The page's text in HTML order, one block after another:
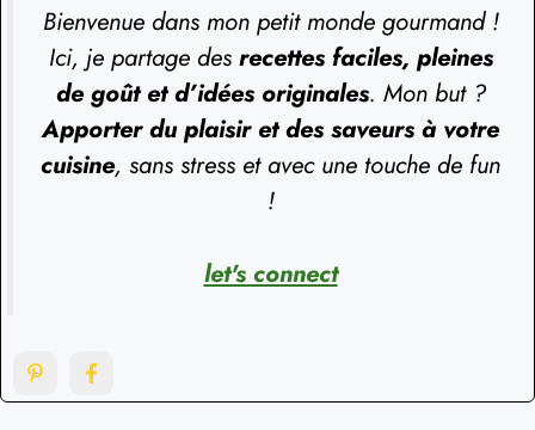
Bienvenue dans mon petit monde gourmand !
Ici, je partage des recettes faciles, pleines
de goût et d’idées originales. Mon but ?
Apporter du plaisir et des saveurs à votre
cuisine, sans stress et avec une touche de fun
!
let's connect